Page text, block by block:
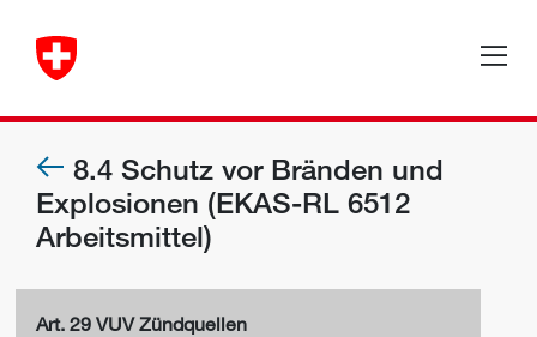
8.4 Schutz vor Bränden und
Explosionen (EKAS-RL 6512
Arbeitsmittel)
Art. 29 VUV Zündquellen